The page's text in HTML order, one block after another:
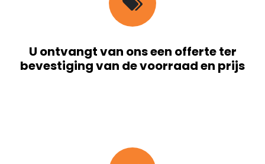
U ontvangt van ons een offerte ter
bevestiging van de voorraad en prijs